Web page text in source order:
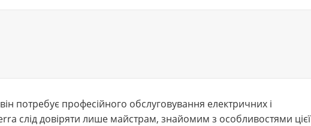
потребує професійного обслуговування електричних і
слід довіряти лише майстрам, знайомим з особливостями цієї